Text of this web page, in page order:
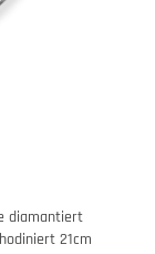
diamantiert
21cm